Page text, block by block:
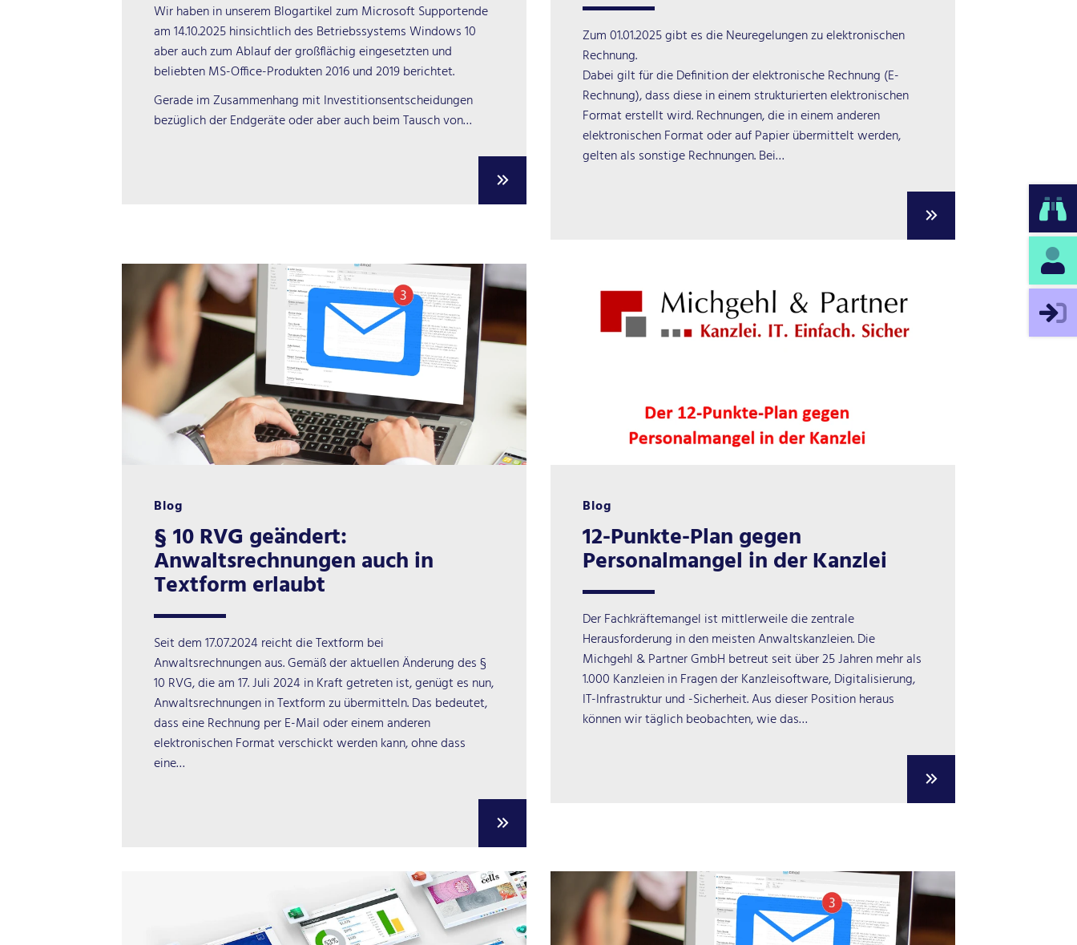
Wir haben in unserem Blogartikel zum Microsoft Supportende
am 14.10.2025 hinsichtlich des Betriebssystems Windows 10
aber auch zum Ablauf der großflächig eingesetzten und
beliebten MS-Office-Produkten 2016 und 2019 berichtet.
Gerade im Zusammenhang mit Investitionsentscheidungen
bezüglich der Endgeräte oder aber auch beim Tausch von…
Zum 01.01.2025 gibt es die Neuregelungen zu elektronischen
Rechnung.
Dabei gilt für die Definition der elektronische Rechnung (E-
Rechnung), dass diese in einem strukturierten elektronischen
Format erstellt wird. Rechnungen, die in einem anderen
elektronischen Format oder auf Papier übermittelt werden,
gelten als sonstige Rechnungen. Bei…
Blog
§ 10 RVG geändert:
Anwaltsrechnungen auch in
Textform erlaubt
Seit dem 17.07.2024 reicht die Textform bei
Anwaltsrechnungen aus. Gemäß der aktuellen Änderung des §
10 RVG, die am 17. Juli 2024 in Kraft getreten ist, genügt es nun,
Anwaltsrechnungen in Textform zu übermitteln. Das bedeutet,
dass eine Rechnung per E-Mail oder einem anderen
elektronischen Format verschickt werden kann, ohne dass
eine…
Blog
12-Punkte-Plan gegen
Personalmangel in der Kanzlei
Der Fachkräftemangel ist mittlerweile die zentrale
Herausforderung in den meisten Anwaltskanzleien. Die
Michgehl & Partner GmbH betreut seit über 25 Jahren mehr als
1.000 Kanzleien in Fragen der Kanzleisoftware, Digitalisierung,
IT-Infrastruktur und -Sicherheit. Aus dieser Position heraus
können wir täglich beobachten, wie das…